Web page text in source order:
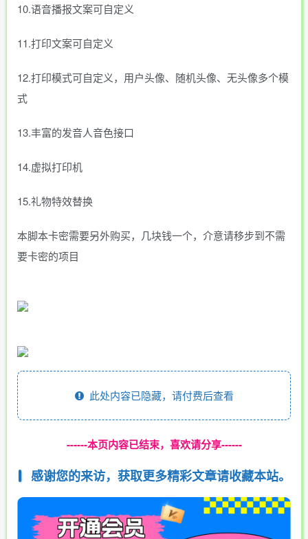
10.语音播报文案可自定义
11.打印文案可自定义
12.打印模式可自定义，用户头像、随机头像、无头像多个模
式
13.丰富的发音人音色接口
14.虚拟打印机
15.礼物特效替换
本脚本卡密需要另外购买，几块钱一个，介意请移步到不需
要卡密的项目
此处内容已隐藏，请付费后查看
------本页内容已结束，喜欢请分享------
感谢您的来访，获取更多精彩文章请收藏本站。